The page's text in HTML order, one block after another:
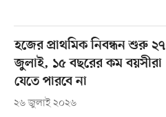
হজের প্রাথমিক নিবন্ধন শুরু ২৭
জুলাই, ১৫ বছরের কম বয়সীরা
যেতে পারবে না
২৬ জুলাই ২০২৬